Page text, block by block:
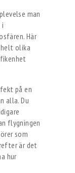
man
i
Här
olika
på en
alla. Du
flygningen
som
är det
hur